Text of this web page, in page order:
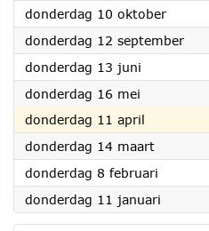
donderdag 10 oktober2024
donderdag 12 september2024
donderdag 13 juni
donderdag 16 mei
donderdag 11 april
donderdag 14 maart2024
donderdag 8 februari
donderdag 11 januari